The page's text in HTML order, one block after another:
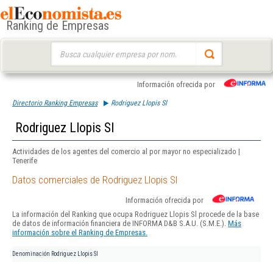
Ranking de Empresas
Información ofrecida por
Directorio Ranking Empresas Rodriguez Llopis Sl
Rodriguez Llopis Sl
Actividades de los agentes del comercio al por mayor no especializado |
Tenerife
Datos comerciales de Rodriguez Llopis Sl
Información ofrecida por
La información del Ranking que ocupa Rodriguez Llopis Sl procede de la base
de datos de información financiera de INFORMA D&B S.A.U. (S.M.E.). Más
información sobre el Ranking de Empresas.
Denominación Rodriguez Llopis Sl